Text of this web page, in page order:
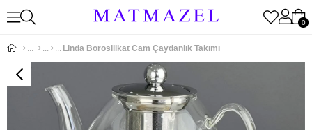
0
Linda Borosilikat Cam Çaydanlık Takımı